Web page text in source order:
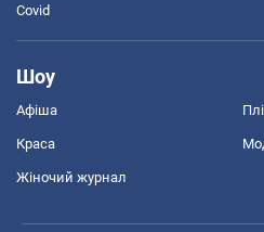
Covid
Шоу
Афіша
Краса
Жіночий журнал